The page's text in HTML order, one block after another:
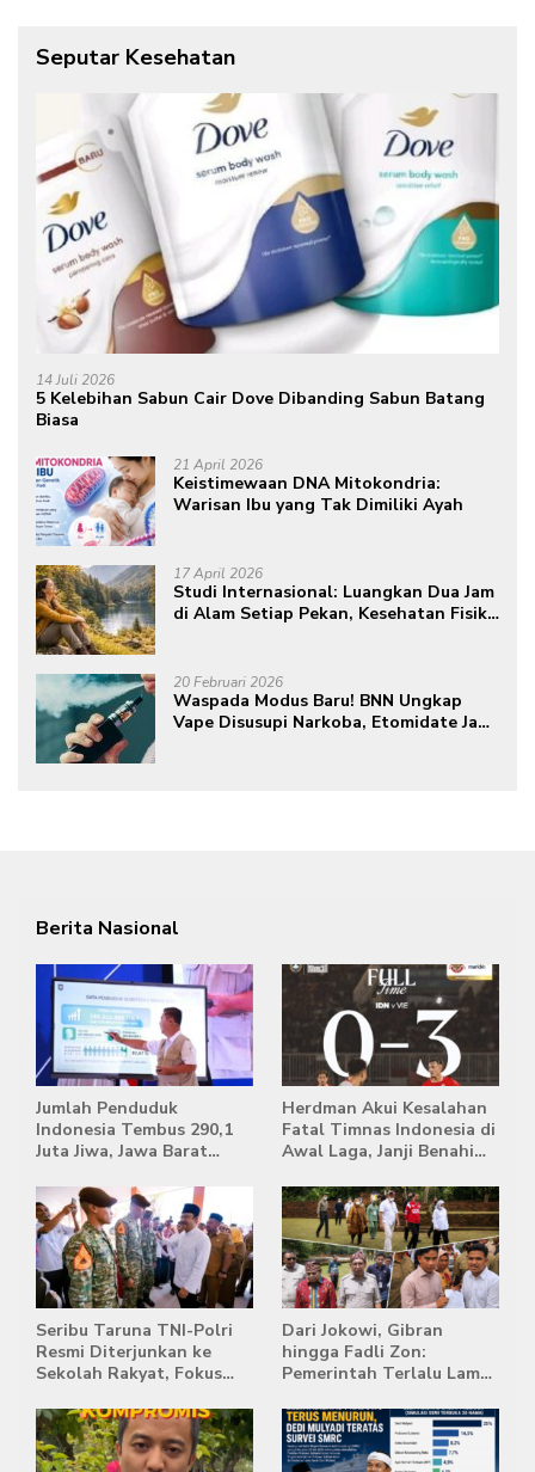
Seputar Kesehatan
14 Juli 2026
5 Kelebihan Sabun Cair Dove Dibanding Sabun Batang
Biasa
21 April 2026
Keistimewaan DNA Mitokondria:
Warisan Ibu yang Tak Dimiliki Ayah
17 April 2026
Studi Internasional: Luangkan Dua Jam
di Alam Setiap Pekan, Kesehatan Fisik
20 Februari 2026
Waspada Modus Baru! BNN Ungkap
Vape Disusupi Narkoba, Etomidate Jadi
Berita Nasional
Jumlah Penduduk
Indonesia Tembus 290,1
Juta Jiwa, Jawa Barat
Terpadat
Herdman Akui Kesalahan
Fatal Timnas Indonesia di
Awal Laga, Janji Benahi
Singapura
Seribu Taruna TNI-Polri
Resmi Diterjunkan ke
Sekolah Rakyat, Fokus
Kemandirian Siswa
Dari Jokowi, Gibran
hingga Fadli Zon:
Pemerintah Terlalu Lama
Stockpile Batu Bara Masih
Mengepung Candi Muaro
Jambi